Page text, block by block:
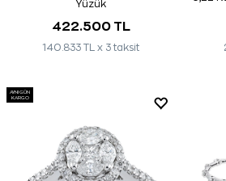
Yüzük
422.500 TL
140.833 TL x 3 taksit
AYNI GÜN
KARGO